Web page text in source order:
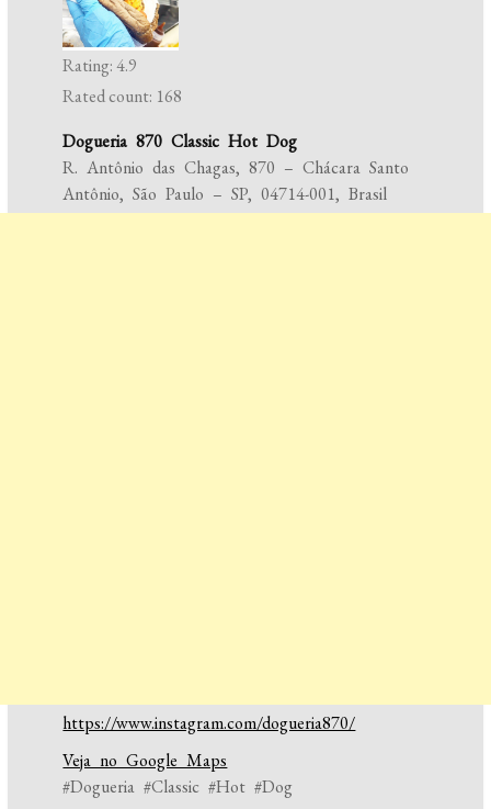
Rating: 4.9
Rated count: 168
Dogueria 870 Classic Hot Dog
R. Antônio das Chagas, 870 – Chácara Santo
Antônio, São Paulo – SP, 04714-001, Brasil
https://www.instagram.com/dogueria870/
Veja no Google Maps
#Dogueria #Classic #Hot #Dog